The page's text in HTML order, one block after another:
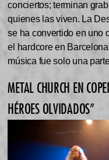
conciertos; terminan
quienes las viven. La
se ha convertido en uno
el hardcore en
música fue solo una
METAL CHURCH EN
HÉROES OLVIDADOS”